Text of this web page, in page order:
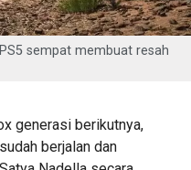
sempat membuat resah
generasi berikutnya,
berjalan dan